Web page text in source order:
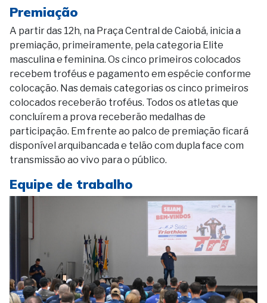
Premiação
A partir das 12h, na Praça Central de Caiobá, inicia a
premiação, primeiramente, pela categoria Elite
masculina e feminina. Os cinco primeiros colocados
recebem troféus e pagamento em espécie conforme
colocação. Nas demais categorias os cinco primeiros
colocados receberão troféus. Todos os atletas que
concluírem a prova receberão medalhas de
participação. Em frente ao palco de premiação ficará
disponível arquibancada e telão com dupla face com
transmissão ao vivo para o público.
Equipe de trabalho